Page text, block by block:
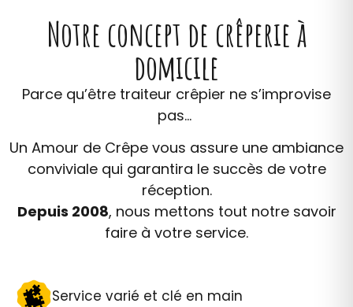
Notre concept de crêperie à
domicile
Parce qu’être traiteur crêpier ne s’improvise
pas…
Un Amour de Crêpe vous assure une ambiance
conviviale qui garantira le succès de votre
réception.
Depuis 2008, nous mettons tout notre savoir
faire à votre service.
Service varié et clé en main